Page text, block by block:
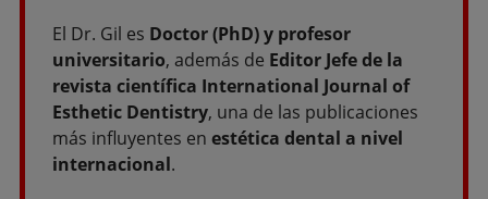
El Dr. Gil es Doctor (PhD) y profesor
universitario, además de Editor Jefe de la
revista científica International Journal of
Esthetic Dentistry, una de las publicaciones
más influyentes en estética dental a nivel
internacional.